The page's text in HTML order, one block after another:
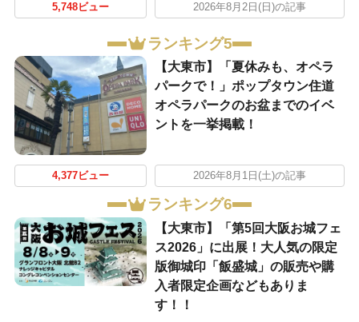
5,748ビュー 2026年8月2日(日)の記事
ランキング5
【大東市】「夏休みも、オペラ
パークで！」ポップタウン住道
オペラパークのお盆までのイベ
ントを一挙掲載！
4,377ビュー 2026年8月1日(土)の記事
ランキング6
【大東市】「第5回大阪お城フェ
ス2026」に出展！大人気の限定
版御城印「飯盛城」の販売や購
入者限定企画などもありま
す！！